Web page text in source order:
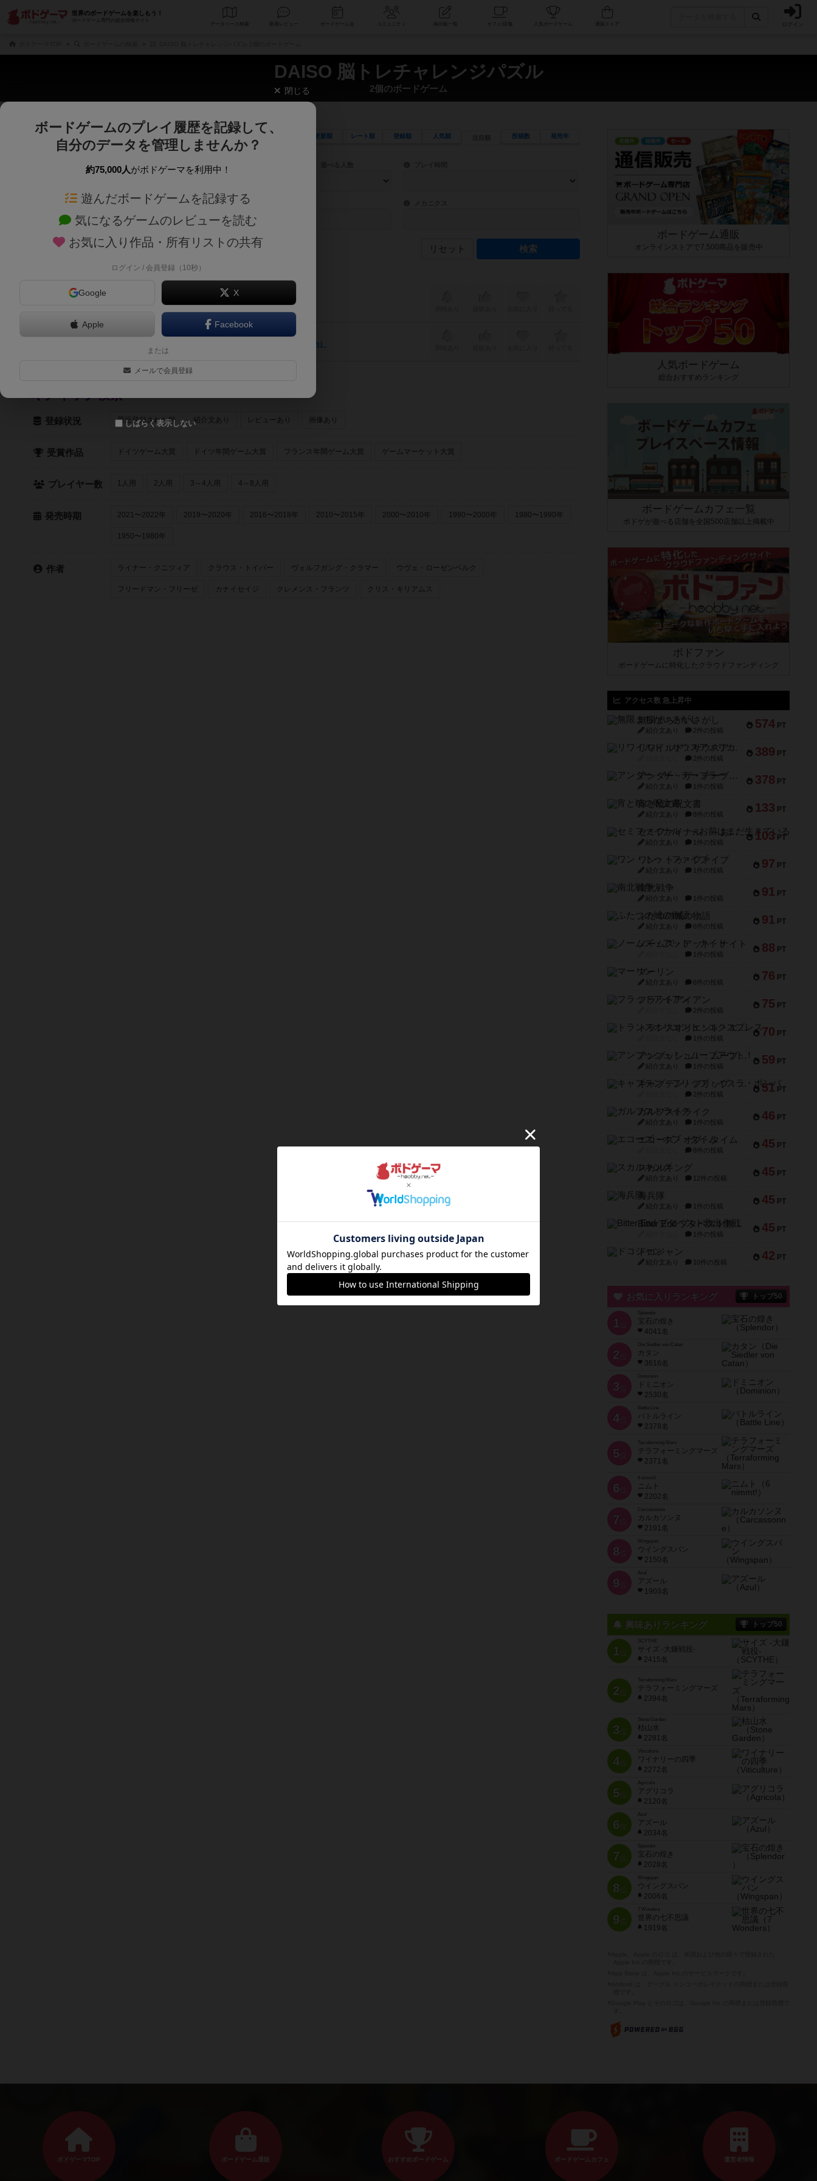
世界のボードゲームを楽しもう！
ボードゲーム専門の総合情報サイト
データベース コミュニティ 人気ボードゲーム ログイン
DAISO 脳トレチャレンジパズル
2個のボードゲーム
じっくり表示 さくさく表示 更新順 レート順 登録順 人気順 投稿数 発売年
商品名、商品説明文、デザイナー名、テーマ名、メカニクス名を対象にフリーワード検索ができます。
ゲームデザイナー名を指定して検索できます。
ゲームデザイナー 目安となる所要時間を指定することができます。マニュアルを読む時間や参加者へのルール説明時間は含まれていないため、初めて
対象年齢を指定します。 世界観や登場人物などモチーフ・ストーリーを指定することができます。直感的にゲームシステムを理解できるよう、中世ファンタジー・クッキング・海賊同士の対決など、ゲームコンセプトを絞
テーマ/フレーバー ゲーム性を構成するコアシステムです。主にボードゲームに慣れている方向けの絞込機能です。例えば「ダイスロール」はランダ
リセット
カードキューブ 脳トレ チャレンジパズルVol.1（Card Cube）
マッチングマッチ 脳トレ チャレンジパズルVol.3（Matching Match）
6歳～
クイック検索
登録状況 最近登録された順 紹介文あり レビューあり 画像あり
受賞作品 ドイツゲーム大賞 ドイツ年間ゲーム大賞 フランス年間ゲーム大賞 ゲームマーケット大賞
プレイヤー数 1人用 2人用 3～4人用 4～8人用
発売時期 2021〜2022年 2019〜2020年 2016〜2018年 2010〜2015年 2000〜2010年 1990〜2000年 1980〜1990年
1950〜1980年
作者 ライナー・クニツィア クラウス・トイバー ヴォルフガング・クラマー ウヴェ・ローゼンベルク
フリードマン・フリーゼ カナイセイジ クレメンス・フランツ クリス・キリアムス
ボードゲーム通販
オンラインストアで7,500商品を販売中
人気ボードゲーム
総合おすすめランキング
ボードゲームカフェ一覧
ボドゲが遊べる店舗を全国500店舗以上掲載中
ボドファン
ボードゲームに特化したクラウドファンディング
アクセス数 急上昇中
574 PT
無限まちがいさがし
紹介文あり 2件の投稿
389 PT
リワイルド：サウスアメリカ
2件の投稿
378 PT
アンダー・ザ・テーブラー
紹介文あり 1件の投稿
133 PT
宵と暁の呪文書
紹介文あり 8件の投稿
103 PT
セミファイナル ～お前はまだ生きている～
紹介文あり 1件の投稿
97 PT
ワン・トゥ・ファイブ
紹介文あり 1件の投稿
91 PT
南北戦争
紹介文あり 1件の投稿
91 PT
ふたつの城の物語
紹介文あり 6件の投稿
88 PT
ノームズ・アット・ナイト
1件の投稿
76 PT
マーリン
紹介文あり 6件の投稿
75 PT
フラットアイアン
2件の投稿
70 PT
トランスオリエント・エクスプレス
1件の投稿
59 PT
アンブッシュ！：ムーブアウト！
紹介文あり 1件の投稿
51 PT
キャプテン・フリップ：イスラ・ボンバ
2件の投稿
46 PT
ガルフストライク
紹介文あり 1件の投稿
45 PT
エコーズ・オブ・タイム
8件の投稿
45 PT
スカルキング
紹介文あり 12件の投稿
45 PT
海兵隊
紹介文あり 1件の投稿
45 PT
Bitter End ブタペスト救出作戦
1件の投稿
42 PT
ドコジャン
紹介文あり 10件の投稿
お気に入りランキング トップ50
1 位
宝石の煌き
4041名
2 位
Die Siedler von Catan
カタン
3616名
3 位
ドミニオン
2530名
4位
Battle Line
バトルライン
2378名
5 位
Terraforming Mars
テラフォーミングマーズ
2371名
6 位
ニムト
2202名
7 位
Carcassonne
カルカソンヌ
2191名
8 位
Wingspan
ウイングスパン
2150名
9 位
Azul
アズール
1903名
興味ありランキング トップ50
1位
SCYTHE
サイズ -大鎌戦役-
2415名
2位
Terraforming Mars
テラフォーミングマーズ
2394名
3位
Stone Garden
枯山水
2281名
4位
Viticulture
ワイナリーの四季
2272名
5位
Agricola
アグリコラ
2120名
6位
Azul
アズール
2034名
7位
宝石の煌き
2028名
8位
Wingspan
ウイングスパン
2006名
9位
7 Wonders
世界の七不思議
1919名
閉じる
ボードゲームのプレイ履歴を記録して、
自分のデータを管理しませんか？
約75,000人がボドゲーマを利用中！
遊んだボードゲームを記録する
気になるゲームのレビューを読む
お気に入り作品・所有リストの共有
ログイン / 会員登録（10秒）
Google X
Apple Facebook
または
メールで会員登録
しばらく表示しない
ボドゲーマTOP ボードゲーム通販 おすすめボードゲーム ボードゲームカフェ 運営者情報